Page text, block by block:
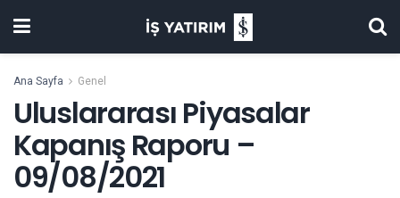
Ana Sayfa Genel
Uluslararası Piyasalar
Kapanış Raporu –
09/08/2021